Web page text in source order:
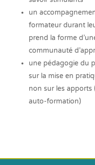
un
formateur durant
prend la forme
communauté
une pédagogie du
sur la mise en
non sur les apports
auto-formation)